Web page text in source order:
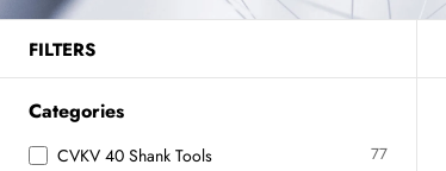
FILTERS
Categories
CVKV 40 Shank Tools 77